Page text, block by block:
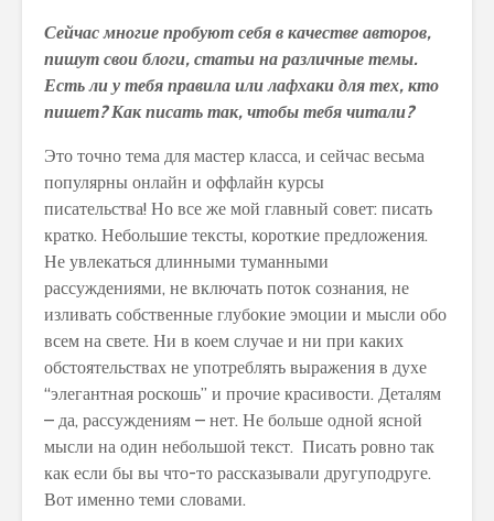
Сейчас многие пробуют себя в качестве авторов,
пишут свои блоги, статьи на различные темы.
Есть ли у тебя правила или лафхаки для тех, кто
пишет? Как писать так, чтобы тебя читали?
Это точно тема для мастер класса, и сейчас весьма
популярны онлайн и оффлайн курсы
писательства! Но все же мой главный совет: писать
кратко. Небольшие тексты, короткие предложения.
Не увлекаться длинными туманными
рассуждениями, не включать поток сознания, не
изливать собственные глубокие эмоции и мысли обо
всем на свете. Ни в коем случае и ни при каких
обстоятельствах не употреблять выражения в духе
“элегантная роскошь” и прочие красивости. Деталям
– да, рассуждениям – нет. Не больше одной ясной
мысли на один небольшой текст. Писать ровно так
как если бы вы что-то рассказывали другуподруге.
Вот именно теми словами.